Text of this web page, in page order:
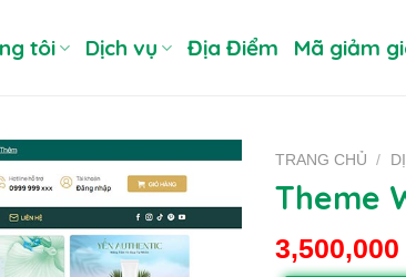
tôi Dịch vụ Địa Điểm Mã giảm
TRANG CHỦ /
Theme
3,500,000